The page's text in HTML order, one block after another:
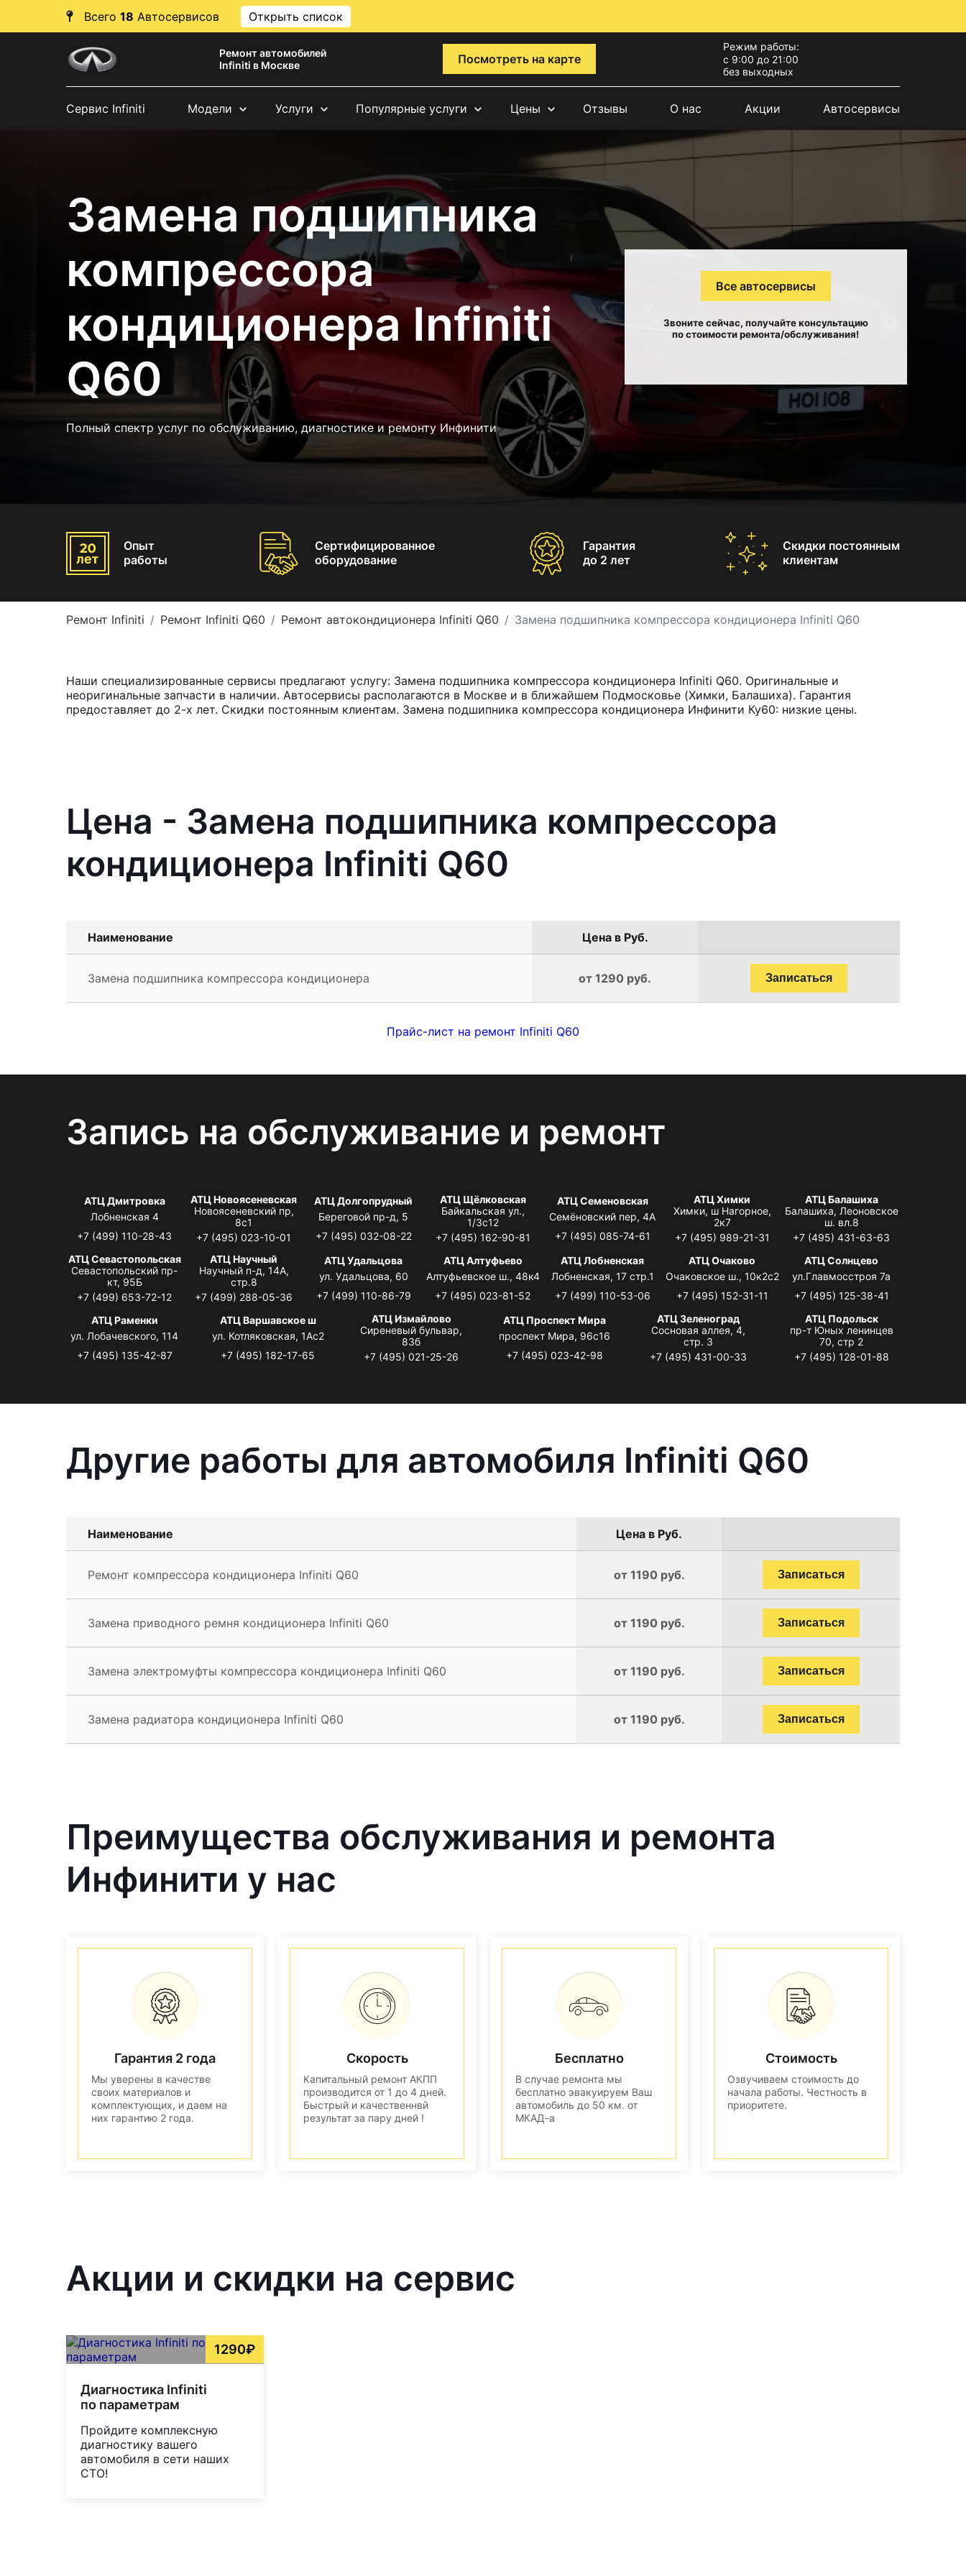
Всего 18 Автосервисов Открыть список
Ремонт автомобилей
Infiniti в Москве
Посмотреть на карте
Режим работы:
с 9:00 до 21:00
без выходных
Сервис Infiniti Модели Услуги Популярные услуги Цены Отзывы О нас Акции Автосервисы
Замена подшипника
компрессора
кондиционера Infiniti
Q60
Полный спектр услуг по обслуживанию, диагностике и ремонту Инфинити
Все автосервисы
Звоните сейчас, получайте консультацию
по стоимости ремонта/обслуживания!
Опыт
работы
Сертифицированное
оборудование
Гарантия
до 2 лет
Скидки постоянным
клиентам
Ремонт Infiniti Ремонт Infiniti Q60 Ремонт автокондиционера Infiniti Q60 Замена подшипника компрессора кондиционера Infiniti Q60
Наши специализированные сервисы предлагают услугу: Замена подшипника компрессора кондиционера Infiniti Q60. Оригинальные и
неоригинальные запчасти в наличии. Автосервисы располагаются в Москве и в ближайшем Подмосковье (Химки, Балашиха). Гарантия
предоставляет до 2-х лет. Скидки постоянным клиентам. Замена подшипника компрессора кондиционера Инфинити Ку60: низкие цены.
Цена - Замена подшипника компрессора
кондиционера Infiniti Q60
Наименование Цена в Руб.
Замена подшипника компрессора кондиционера от 1290 руб. Записаться
Прайс-лист на ремонт Infiniti Q60
Запись на обслуживание и ремонт
АТЦ Дмитровка
Лобненская 4
+7 (499) 110-28-43
АТЦ Новоясеневская
Новоясеневский пр,
8с1
+7 (495) 023-10-01
АТЦ Долгопрудный
Береговой пр-д, 5
+7 (495) 032-08-22
АТЦ Щёлковская
Байкальская ул.,
1/3с12
+7 (495) 162-90-81
АТЦ Семеновская
Семёновский пер, 4А
+7 (495) 085-74-61
АТЦ Химки
Химки, ш Нагорное,
2к7
+7 (495) 989-21-31
АТЦ Балашиха
Балашиха, Леоновское
ш. вл.8
+7 (495) 431-63-63
АТЦ Севастопольская
Севастопольский пр-
кт, 95Б
+7 (499) 653-72-12
АТЦ Научный
Научный п-д, 14А,
стр.8
+7 (499) 288-05-36
АТЦ Удальцова
ул. Удальцова, 60
+7 (499) 110-86-79
АТЦ Алтуфьево
Алтуфьевское ш., 48к4
+7 (495) 023-81-52
АТЦ Лобненская
Лобненская, 17 стр.1
+7 (499) 110-53-06
АТЦ Очаково
Очаковское ш., 10к2с2
+7 (495) 152-31-11
АТЦ Солнцево
ул.Главмосстроя 7а
+7 (495) 125-38-41
АТЦ Раменки
ул. Лобачевского, 114
+7 (495) 135-42-87
АТЦ Варшавское ш
ул. Котляковская, 1Ас2
+7 (495) 182-17-65
АТЦ Измайлово
Сиреневый бульвар,
83б
+7 (495) 021-25-26
АТЦ Проспект Мира
проспект Мира, 96с16
+7 (495) 023-42-98
АТЦ Зеленоград
Сосновая аллея, 4,
стр. 3
+7 (495) 431-00-33
АТЦ Подольск
пр-т Юных ленинцев
70, стр 2
+7 (495) 128-01-88
Другие работы для автомобиля Infiniti Q60
Наименование Цена в Руб.
Ремонт компрессора кондиционера Infiniti Q60 от 1190 руб. Записаться
Замена приводного ремня кондиционера Infiniti Q60 от 1190 руб. Записаться
Замена электромуфты компрессора кондиционера Infiniti Q60 от 1190 руб. Записаться
Замена радиатора кондиционера Infiniti Q60 от 1190 руб. Записаться
Преимущества обслуживания и ремонта
Инфинити у нас
Гарантия 2 года
Мы уверены в качестве
своих материалов и
комплектующих, и даем на
них гарантию 2 года.
Скорость
Капитальный ремонт АКПП
производится от 1 до 4 дней.
Быстрый и качественнвй
результат за пару дней !
Бесплатно
В случае ремонта мы
бесплатно эвакуируем Ваш
автомобиль до 50 км. от
МКАД-а
Стоимость
Озвучиваем стоимость до
начала работы. Честность в
приоритете.
Акции и скидки на сервис
1290₽
Диагностика Infiniti
по параметрам
Пройдите комплексную
диагностику вашего
автомобиля в сети наших
СТО!